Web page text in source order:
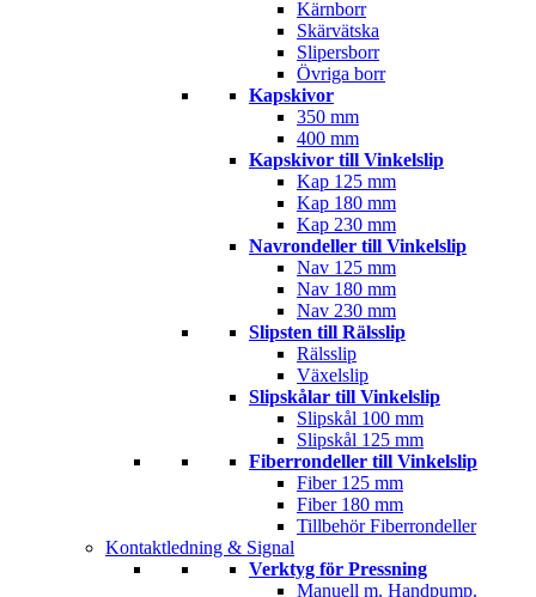
Kärnborr
Skärvätska
Slipersborr
Övriga borr
Kapskivor
350 mm
400 mm
Kapskivor till Vinkelslip
Kap 125 mm
Kap 180 mm
Kap 230 mm
Navrondeller till Vinkelslip
Nav 125 mm
Nav 180 mm
Nav 230 mm
Slipsten till Rälsslip
Rälsslip
Växelslip
Slipskålar till Vinkelslip
Slipskål 100 mm
Slipskål 125 mm
Fiberrondeller till Vinkelslip
Fiber 125 mm
Fiber 180 mm
Tillbehör Fiberrondeller
Kontaktledning & Signal
Verktyg för Pressning
Manuell m. Handpump.